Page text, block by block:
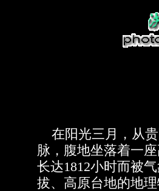
在阳光三月，从
脉，腹地坐落着一
长达1812小时而被
拔、高原台地的地